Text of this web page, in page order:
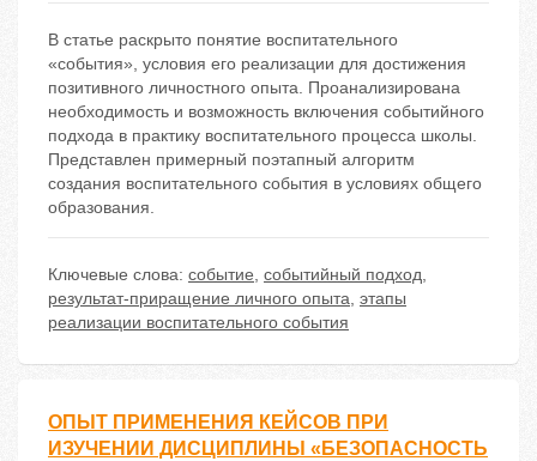
В статье раскрыто понятие воспитательного
«события», условия его реализации для достижения
позитивного личностного опыта. Проанализирована
необходимость и возможность включения событийного
подхода в практику воспитательного процесса школы.
Представлен примерный поэтапный алгоритм
создания воспитательного события в условиях общего
образования.
Ключевые слова: событие, событийный подход,
результат-приращение личного опыта, этапы
реализации воспитательного события
ОПЫТ ПРИМЕНЕНИЯ КЕЙСОВ ПРИ
ИЗУЧЕНИИ ДИСЦИПЛИНЫ «БЕЗОПАСНОСТЬ